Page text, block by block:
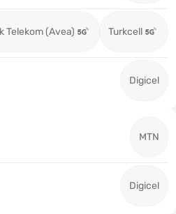
Telekom (Avea) Turkcell
Digicel
MTN
Digicel